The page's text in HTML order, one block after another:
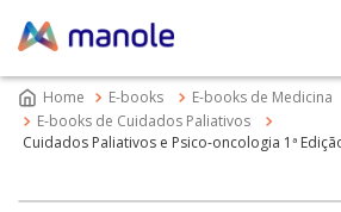
E-books
E-books de Medicina
E-books de Cuidados Paliativos
Cuidados Paliativos e Psico-oncologia 1ª